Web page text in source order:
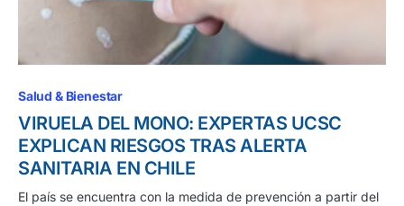
Salud & Bienestar
VIRUELA DEL MONO: EXPERTAS UCSC
EXPLICAN RIESGOS TRAS ALERTA
SANITARIA EN CHILE
El país se encuentra con la medida de prevención a partir del